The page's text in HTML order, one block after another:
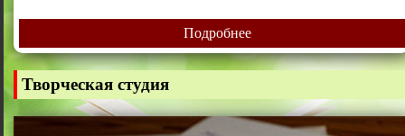
Подробнее
Творческая студия